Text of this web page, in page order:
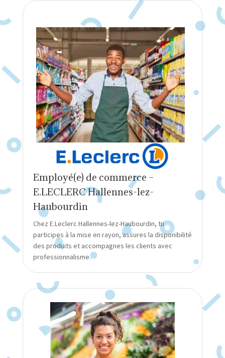
Employé(e) de commerce –
E.LECLERC Hallennes-lez-
Haubourdin
Chez E.Leclerc Hallennes-lez-Haubourdin, tu
participes à la mise en rayon, assures la disponibilité
des produits et accompagnes les clients avec
professionnalisme.